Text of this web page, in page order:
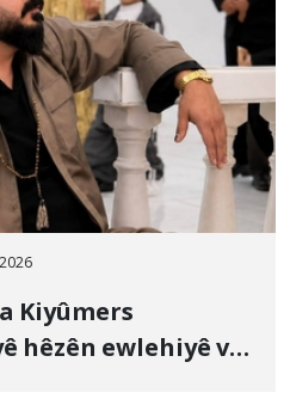
Kiyûmers
hêzên ewlehiyê ve